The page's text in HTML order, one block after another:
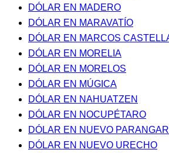
DÓLAR EN MADERO
DÓLAR EN MARAVATÍO
DÓLAR EN MARCOS
DÓLAR EN MORELIA
DÓLAR EN MORELOS
DÓLAR EN MÚGICA
DÓLAR EN NAHUATZEN
DÓLAR EN NOCUPÉTARO
DÓLAR EN NUEVO
DÓLAR EN NUEVO URECHO